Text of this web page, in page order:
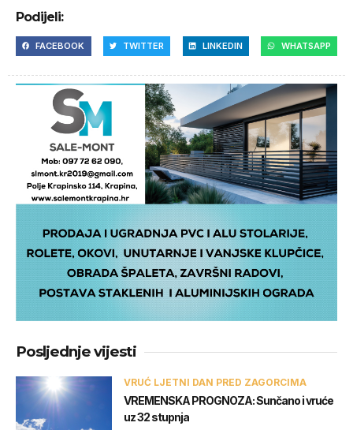
Podijeli:
FACEBOOK TWITTER LINKEDIN WHATSAPP
Posljednje vijesti
VRUĆ LJETNI DAN PRED ZAGORCIMA
VREMENSKA PROGNOZA: Sunčano i vruće
uz 32 stupnja